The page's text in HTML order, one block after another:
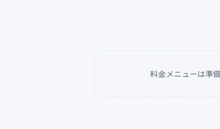
料金メニューは準